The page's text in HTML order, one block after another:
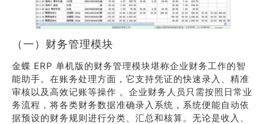
（一）财务管理模块
金蝶 ERP 单机版的财务管理模块堪称企业财务工作的智
能助手。在账务处理方面，它支持凭证的快速录入、精准
审核以及高效记账等操作 。企业财务人员只需按照日常业
务流程，将各类财务数据准确录入系统，系统便能自动依
据预设的财务规则进行分类、汇总和核算。无论是收入、